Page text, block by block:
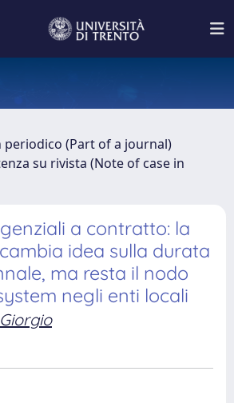
(Part of a journal)
su rivista (Note of case in
a contratto: la
idea sulla durata
ma resta il nodo
negli enti locali